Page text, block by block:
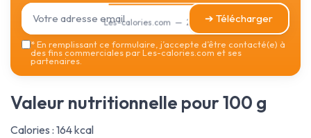
Les-calories.com — 2026➔ Télécharger
*En remplissant ce formulaire, j’accepte d’être contacté(e) à
des fins commerciales par Les-calories.com et ses
partenaires.
Valeur nutritionnelle pour 100 g
Calories : 164 kcal